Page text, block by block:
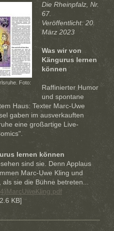
Foto:
Die Rheinpfalz, Nr.
67.
Veröffentlicht: 20.
März 2023
Was wir von
Kängurus lernen
können
Raffinierter Humor
und spontane
Haus: Texter Marc-Uwe
gaben im ausverkauften
eine großartige Live-
lernen können
sind sie. Denn Applaus
Marc-Uwe Kling und
sie die Bühne betreten...
KB]